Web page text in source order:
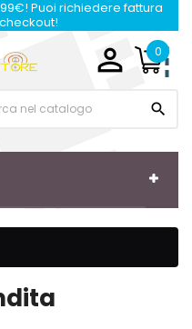
Puoi richiedere fattura
 0
